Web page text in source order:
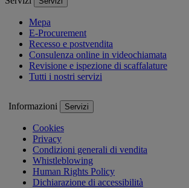
Mepa
E-Procurement
Recesso e postvendita
Consulenza online in videochiamata
Revisione e ispezione di scaffalature
Tutti i nostri servizi
Informazioni Servizi
Cookies
Privacy
Condizioni generali di vendita
Whistleblowing
Human Rights Policy
Dichiarazione di accessibilità